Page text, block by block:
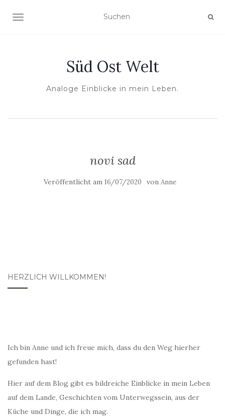
NAVIGATION UMSCHALTEN
Süd Ost Welt
Analoge Einblicke in mein Leben.
novi sad
Veröffentlicht am 16/07/2020 von Anne
HERZLICH WILLKOMMEN!
Ich bin Anne und ich freue mich, dass du den Weg hierher
gefunden hast!
Hier auf dem Blog gibt es bildreiche Einblicke in mein Leben
auf dem Lande, Geschichten vom Unterwegssein, aus der
Küche und Dinge, die ich mag.